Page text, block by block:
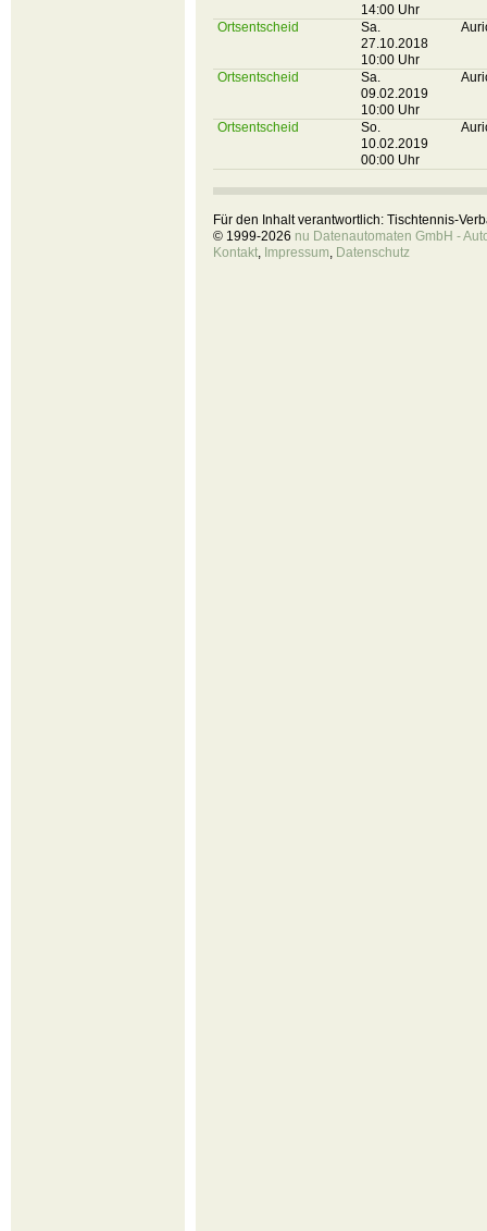
14:00 Uhr
Ortsentscheid
Sa.
27.10.2018
10:00 Uhr
Ortsentscheid
Sa.
09.02.2019
10:00 Uhr
Ortsentscheid
So.
10.02.2019
00:00 Uhr
Für den Inhalt verantwortlich: Tischtennis-
© 1999-2026 nu Datenautomaten GmbH -
Kontakt, Impressum, Datenschutz